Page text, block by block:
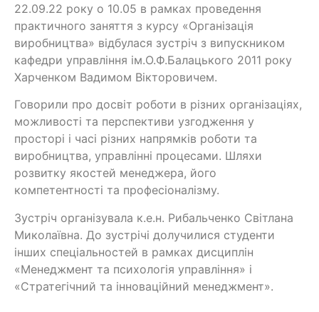
22.09.22 року о 10.05 в рамках проведення
практичного заняття з курсу «Організація
виробництва» відбулася зустріч з випускником
кафедри управління ім.О.Ф.Балацького 2011 року
Харченком Вадимом Вікторовичем.
Говорили про досвіт роботи в різних організаціях,
можливості та перспективи узгодження у
просторі і часі різних напрямків роботи та
виробництва, управлінні процесами. Шляхи
розвитку якостей менеджера, його
компетентності та професіоналізму.
Зустріч організувала к.е.н. Рибальченко Світлана
Миколаївна. До зустрічі долучилися студенти
інших спеціальностей в рамках дисциплін
«Менеджмент та психологія управління» і
«Стратегічний та інноваційний менеджмент».